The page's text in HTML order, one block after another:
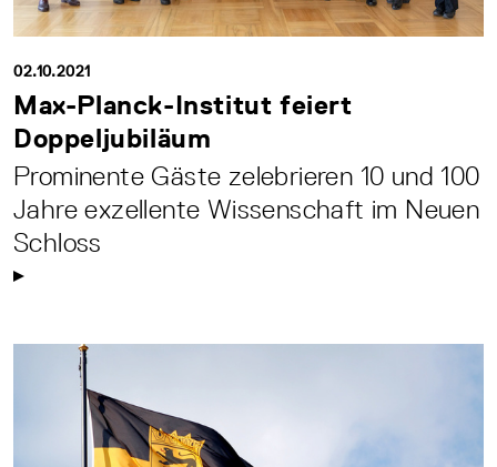
02.10.2021
Max-Planck-Institut feiert
Doppeljubiläum
Prominente Gäste zelebrieren 10 und 100
Jahre exzellente Wissenschaft im Neuen
Schloss